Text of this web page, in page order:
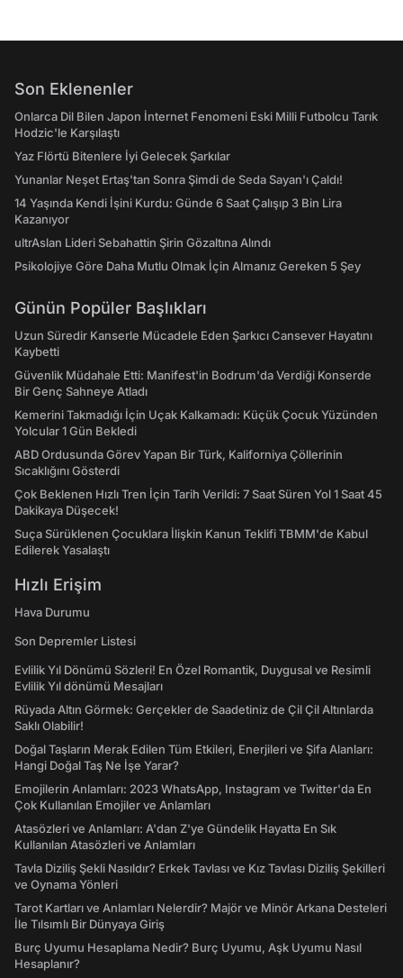
Son Eklenenler
Onlarca Dil Bilen Japon İnternet Fenomeni Eski Milli Futbolcu Tarık
Hodzic'le Karşılaştı
Yaz Flörtü Bitenlere İyi Gelecek Şarkılar
Yunanlar Neşet Ertaş'tan Sonra Şimdi de Seda Sayan'ı Çaldı!
14 Yaşında Kendi İşini Kurdu: Günde 6 Saat Çalışıp 3 Bin Lira
Kazanıyor
ultrAslan Lideri Sebahattin Şirin Gözaltına Alındı
Psikolojiye Göre Daha Mutlu Olmak İçin Almanız Gereken 5 Şey
Günün Popüler Başlıkları
Uzun Süredir Kanserle Mücadele Eden Şarkıcı Cansever Hayatını
Kaybetti
Güvenlik Müdahale Etti: Manifest'in Bodrum'da Verdiği Konserde
Bir Genç Sahneye Atladı
Kemerini Takmadığı İçin Uçak Kalkamadı: Küçük Çocuk Yüzünden
Yolcular 1 Gün Bekledi
ABD Ordusunda Görev Yapan Bir Türk, Kaliforniya Çöllerinin
Sıcaklığını Gösterdi
Çok Beklenen Hızlı Tren İçin Tarih Verildi: 7 Saat Süren Yol 1 Saat 45
Dakikaya Düşecek!
Suça Sürüklenen Çocuklara İlişkin Kanun Teklifi TBMM'de Kabul
Edilerek Yasalaştı
Hızlı Erişim
Hava Durumu
Son Depremler Listesi
Evlilik Yıl Dönümü Sözleri! En Özel Romantik, Duygusal ve Resimli
Evlilik Yıl dönümü Mesajları
Rüyada Altın Görmek: Gerçekler de Saadetiniz de Çil Çil Altınlarda
Saklı Olabilir!
Doğal Taşların Merak Edilen Tüm Etkileri, Enerjileri ve Şifa Alanları:
Hangi Doğal Taş Ne İşe Yarar?
Emojilerin Anlamları: 2023 WhatsApp, Instagram ve Twitter'da En
Çok Kullanılan Emojiler ve Anlamları
Atasözleri ve Anlamları: A'dan Z'ye Gündelik Hayatta En Sık
Kullanılan Atasözleri ve Anlamları
Tavla Diziliş Şekli Nasıldır? Erkek Tavlası ve Kız Tavlası Diziliş Şekilleri
ve Oynama Yönleri
Tarot Kartları ve Anlamları Nelerdir? Majör ve Minör Arkana Desteleri
İle Tılsımlı Bir Dünyaya Giriş
Burç Uyumu Hesaplama Nedir? Burç Uyumu, Aşk Uyumu Nasıl
Hesaplanır?